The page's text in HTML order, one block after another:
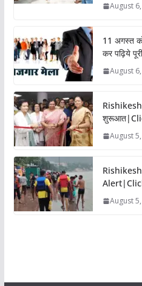
August
11 अगस्त
कर पढ़िये
August
August
Rishikesh
August